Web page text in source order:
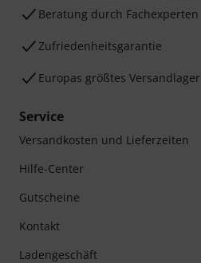
Beratung durch Fachexperten
Zufriedenheitsgarantie
Europas größtes Versandlager
Service
Versandkosten und Lieferzeiten
Hilfe-Center
Gutscheine
Kontakt
Ladengeschäft